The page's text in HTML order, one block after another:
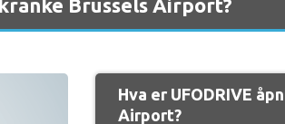
Brussels Airport?
Hva er UFODRIVE
Airport?